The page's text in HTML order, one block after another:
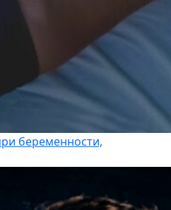
беременности,